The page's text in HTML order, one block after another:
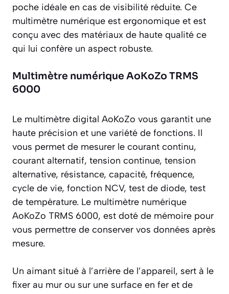
poche idéale en cas de visibilité réduite. Ce
multimètre numérique est ergonomique et est
conçu avec des matériaux de haute qualité ce
qui lui confère un aspect robuste.
Multimètre numérique AoKoZo TRMS
6000
Le multimètre digital AoKoZo vous garantit une
haute précision et une variété de fonctions. Il
vous permet de mesurer le courant continu,
courant alternatif, tension continue, tension
alternative, résistance, capacité, fréquence,
cycle de vie, fonction NCV, test de diode, test
de température. Le multimètre numérique
AoKoZo TRMS 6000, est doté de mémoire pour
vous permettre de conserver vos données après
mesure.
Un aimant situé à l’arrière de l’appareil, sert à le
fixer au mur ou sur une surface en fer et de